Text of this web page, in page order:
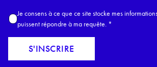
E
m
a
l
A
c
c
Je consens à ce que ce site stocke mes
puissent répondre à ma requête. *
S'INSCRIRE